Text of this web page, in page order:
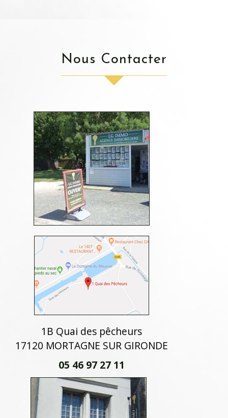
Nous Contacter
1B Quai des pêcheurs
17120 MORTAGNE SUR GIRONDE
05 46 97 27 11